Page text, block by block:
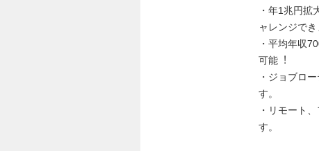
・年1兆円
ャレンジでき
・平均年収
可能︕
・ジョブロ
す。
・リモート
す。